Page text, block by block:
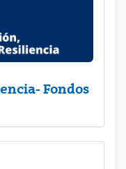
Fondos